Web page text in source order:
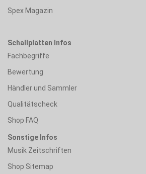
Spex Magazin
Schallplatten Infos
Fachbegriffe
Bewertung
Händler und Sammler
Qualitätscheck
Shop FAQ
Sonstige Infos
Musik Zeitschriften
Shop Sitemap